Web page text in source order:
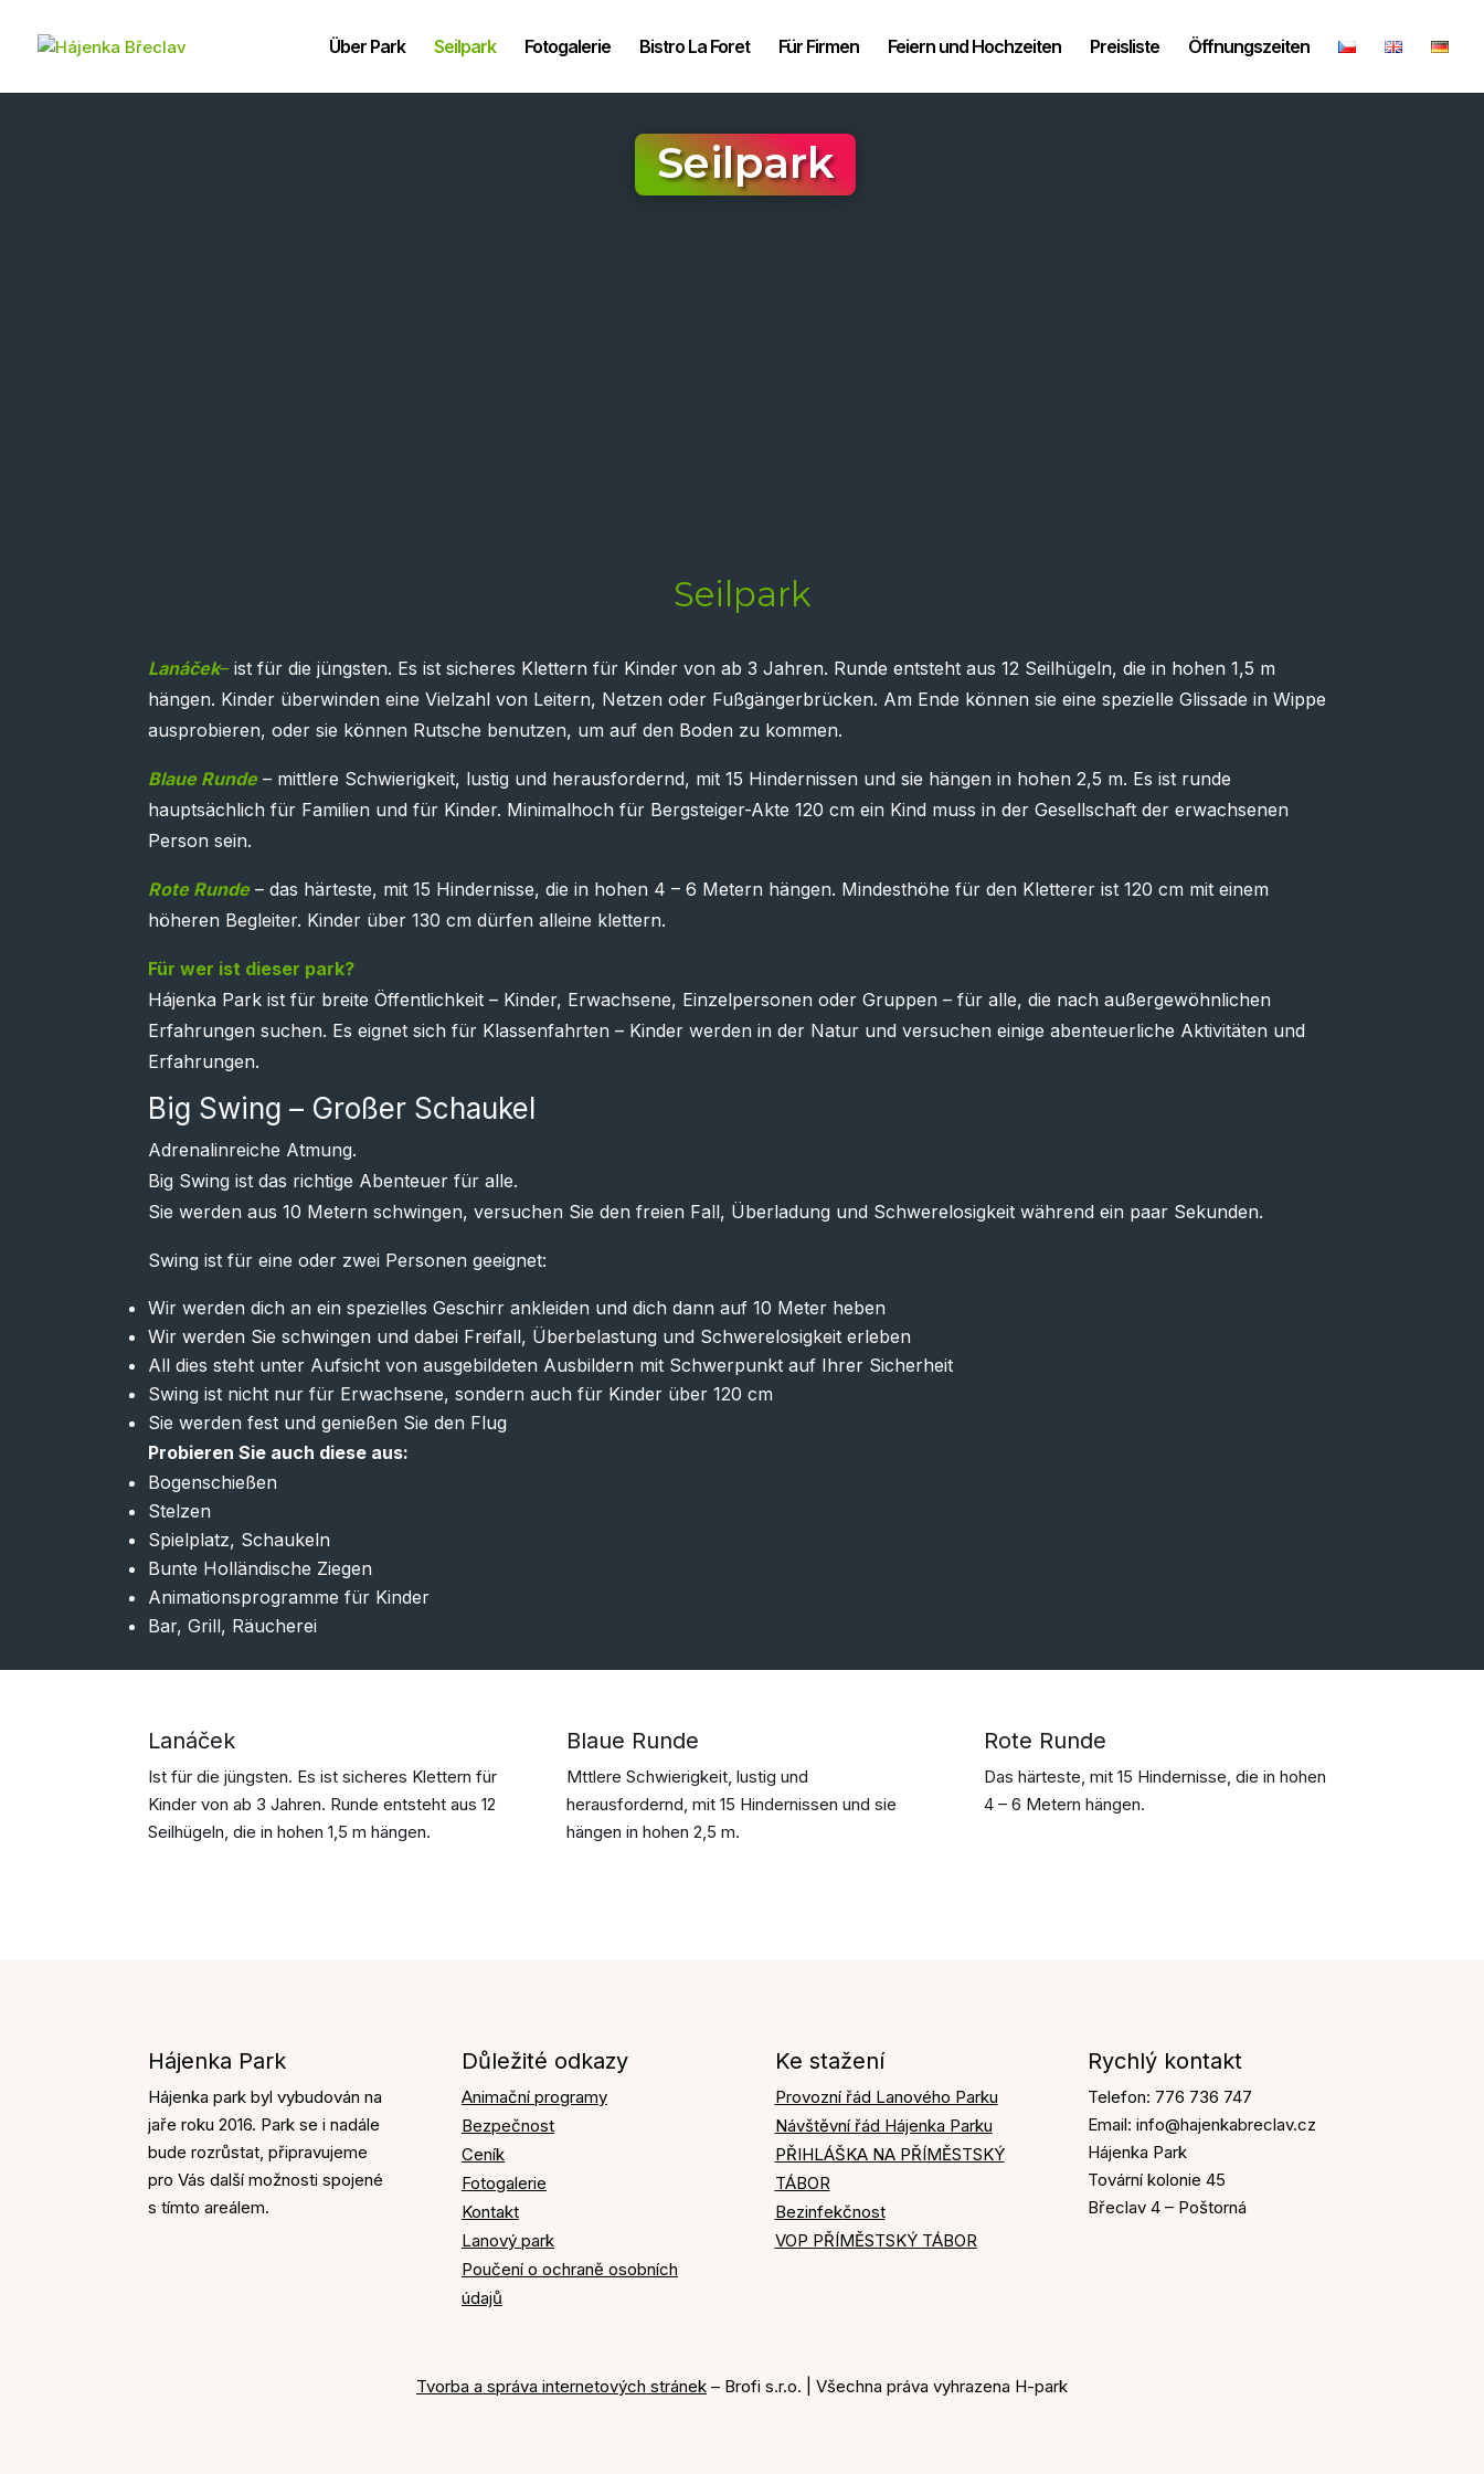
Über Park Seilpark Fotogalerie Bistro La Foret Für Firmen Feiern und Hochzeiten Preisliste Öffnungszeiten
Seilpark
Seilpark
Lanáček– ist für die jüngsten. Es ist sicheres Klettern für Kinder von ab 3 Jahren. Runde entsteht aus 12 Seilhügeln, die in hohen 1,5 m
hängen. Kinder überwinden eine Vielzahl von Leitern, Netzen oder Fußgängerbrücken. Am Ende können sie eine spezielle Glissade in Wippe
ausprobieren, oder sie können Rutsche benutzen, um auf den Boden zu kommen.
Blaue Runde – mittlere Schwierigkeit, lustig und herausfordernd, mit 15 Hindernissen und sie hängen in hohen 2,5 m. Es ist runde
hauptsächlich für Familien und für Kinder. Minimalhoch für Bergsteiger-Akte 120 cm ein Kind muss in der Gesellschaft der erwachsenen
Person sein.
Rote Runde– das härteste, mit 15 Hindernisse, die in hohen 4 – 6 Metern hängen. Mindesthöhe für den Kletterer ist 120 cm mit einem
höheren Begleiter. Kinder über 130 cm dürfen alleine klettern.
Für wer ist dieser park?
Hájenka Park ist für breite Öffentlichkeit – Kinder, Erwachsene, Einzelpersonen oder Gruppen – für alle, die nach außergewöhnlichen
Erfahrungen suchen. Es eignet sich für Klassenfahrten – Kinder werden in der Natur und versuchen einige abenteuerliche Aktivitäten und
Erfahrungen.
Big Swing – Großer Schaukel
Adrenalinreiche Atmung.
Big Swing ist das richtige Abenteuer für alle.
Sie werden aus 10 Metern schwingen, versuchen Sie den freien Fall, Überladung und Schwerelosigkeit während ein paar Sekunden.
Swing ist für eine oder zwei Personen geeignet:
Wir werden dich an ein spezielles Geschirr ankleiden und dich dann auf 10 Meter heben
Wir werden Sie schwingen und dabei Freifall, Überbelastung und Schwerelosigkeit erleben
All dies steht unter Aufsicht von ausgebildeten Ausbildern mit Schwerpunkt auf Ihrer Sicherheit
Swing ist nicht nur für Erwachsene, sondern auch für Kinder über 120 cm
Sie werden fest und genießen Sie den Flug
Probieren Sie auch diese aus:
Bogenschießen
Stelzen
Spielplatz, Schaukeln
Bunte Holländische Ziegen
Animationsprogramme für Kinder
Bar, Grill, Räucherei
Lanáček
Ist für die jüngsten. Es ist sicheres Klettern für
Kinder von ab 3 Jahren. Runde entsteht aus 12
Seilhügeln, die in hohen 1,5 m hängen.
Blaue Runde
Mttlere Schwierigkeit, lustig und
herausfordernd, mit 15 Hindernissen und sie
hängen in hohen 2,5 m.
Rote Runde
Das härteste, mit 15 Hindernisse, die in hohen
4 – 6 Metern hängen.
Hájenka Park
Hájenka park byl vybudován na
jaře roku 2016. Park se i nadále
bude rozrůstat, připravujeme
pro Vás další možnosti spojené
s tímto areálem.
Důležité odkazy
Animační programy
Bezpečnost
Ceník
Fotogalerie
Kontakt
Lanový park
Poučení o ochraně osobních
údajů
Ke stažení
Provozní řád Lanového Parku
Návštěvní řád Hájenka Parku
PŘIHLÁŠKA NA PŘÍMĚSTSKÝ
TÁBOR
Bezinfekčnost
VOP PŘÍMĚSTSKÝ TÁBOR
Rychlý kontakt
Telefon: 776 736 747
Email: info@hajenkabreclav.cz
Hájenka Park
Tovární kolonie 45
Břeclav 4 – Poštorná
Tvorba a správa internetových stránek – Brofi s.r.o. | Všechna práva vyhrazena H-park